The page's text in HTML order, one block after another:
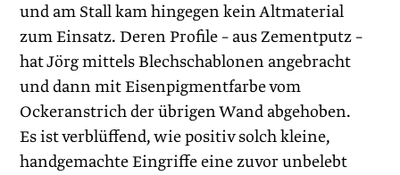
und am Stall kam hingegen kein Altmaterial
zum Einsatz. Deren Profile – aus Zementputz –
hat Jörg mittels Blechschablonen angebracht
und dann mit Eisenpigmentfarbe vom
Ockeranstrich der übrigen Wand abgehoben.
Es ist verblüffend, wie positiv solch kleine,
handgemachte Eingriffe eine zuvor unbelebt